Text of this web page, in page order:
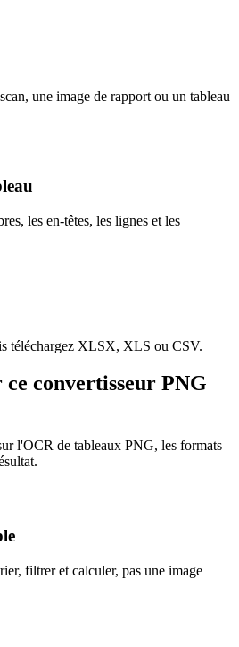
une image de rapport ou un tableau
les en-têtes, les lignes et les
téléchargez XLSX, XLS ou CSV.
convertisseur PNG
l'OCR de tableaux PNG, les formats
filtrer et calculer, pas une image